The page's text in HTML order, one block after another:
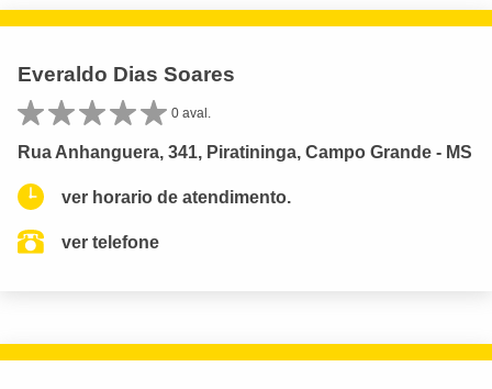
Everaldo Dias Soares
0 aval.
Rua Anhanguera, 341, Piratininga, Campo Grande - MS
ver horario de atendimento.
ver telefone